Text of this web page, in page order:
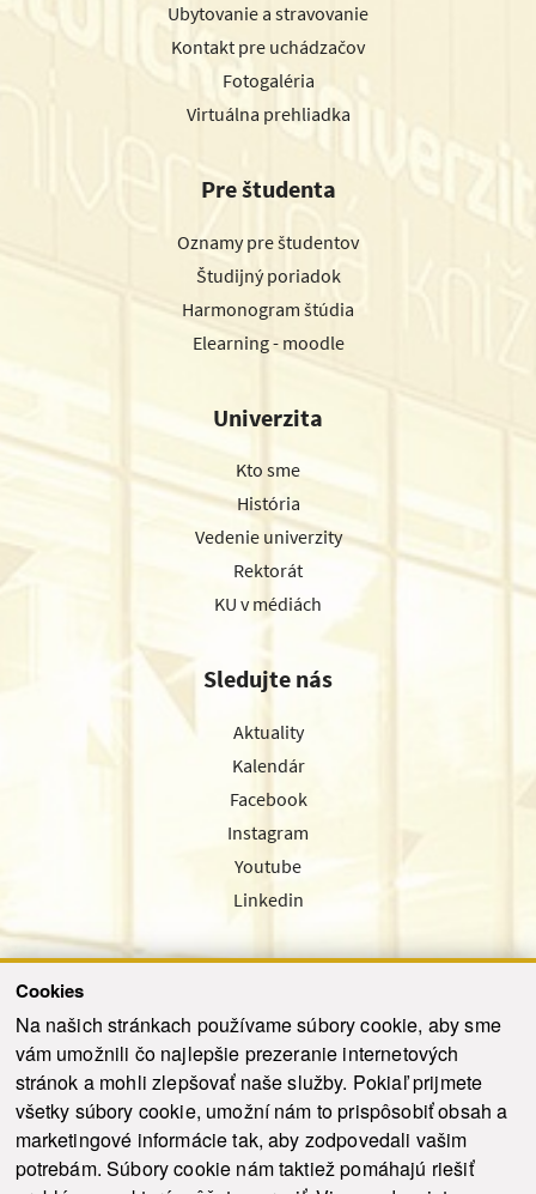
Cookies
Na našich stránkach používame súbory cookie, aby sme
vám umožnili čo najlepšie prezeranie internetových
stránok a mohli zlepšovať naše služby. Pokiaľ prijmete
všetky súbory cookie, umožní nám to prispôsobiť obsah a
marketingové informácie tak, aby zodpovedali vašim
potrebám. Súbory cookie nám taktiež pomáhajú riešiť
Ubytovanie a stravovanie
Kontakt pre uchádzačov
Fotogaléria
Virtuálna prehliadka
Pre študenta
Oznamy pre študentov
Študijný poriadok
Harmonogram štúdia
Elearning - moodle
Univerzita
Kto sme
História
Vedenie univerzity
Rektorát
KU v médiách
Sledujte nás
Aktuality
Kalendár
Facebook
Instagram
Youtube
Linkedin
Odoslať